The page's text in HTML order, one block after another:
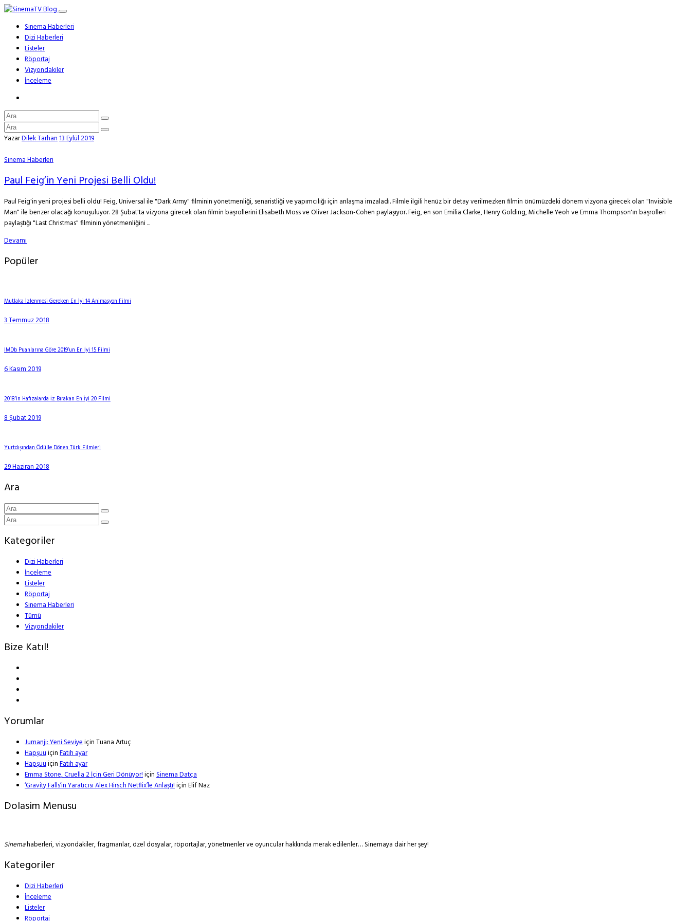
Sinema Haberleri
Dizi Haberleri
Listeler
Röportaj
Vizyondakiler
İnceleme
YazarDilek Tarhan13 Eylül 2019
Sinema Haberleri
Paul Feig’in Yeni Projesi Belli Oldu!
Paul Feig'in yeni projesi belli oldu! Feig, Universal ile "Dark Army" filminin yönetmenliği, senaristliği ve yapımcılığı için anlaşma imzaladı. Filmle ilgili henüz bir detay verilmezken filmin önümüzdeki dönem vizyona girecek olan "Invisible
Man" ile benzer olacağı konuşuluyor. 28 Şubat'ta vizyona girecek olan filmin başrollerini Elisabeth Moss ve Oliver Jackson-Cohen paylaşıyor. Feig, en son Emilia Clarke, Henry Golding, Michelle Yeoh ve Emma Thompson'ın başrolleri
paylaştığı "Last Christmas" filminin yönetmenliğini ...
Devamı
Popüler
Mutlaka İzlenmesi Gereken En İyi 14 Animasyon Filmi
3 Temmuz 2018
IMDb Puanlarına Göre 2019’un En İyi 15 Filmi
6 Kasım 2019
2018’in Hafızalarda İz Bırakan En İyi 20 Filmi
8 Şubat 2019
Yurtdışından Ödülle Dönen Türk Filmleri
29 Haziran 2018
Ara
Kategoriler
Dizi Haberleri
İnceleme
Listeler
Röportaj
Sinema Haberleri
Tümü
Vizyondakiler
Bize Katıl!
Yorumlar
Jumanji: Yeni SeviyeiçinTuana Artuç
HapşuuiçinFatih ayar
HapşuuiçinFatih ayar
Emma Stone, Cruella 2 İçin Geri Dönüyor!içinSinema Datça
‘Gravity Falls’ın Yaratıcısı Alex Hirsch Netflix’le Anlaştı!içinElif Naz
Dolasim Menusu
Sinemahaberleri, vizyondakiler, fragmanlar, özel dosyalar, röportajlar, yönetmenler ve oyuncular hakkında merak edilenler… Sinemaya dair her şey!
Kategoriler
Dizi Haberleri
İnceleme
Listeler
Röportaj